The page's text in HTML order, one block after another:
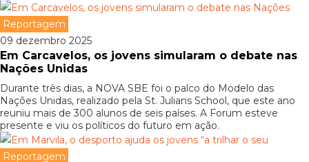
Reportagem
09 dezembro 2025
Em Carcavelos, os jovens simularam o debate nas
Nações Unidas
Durante três dias, a NOVA SBE foi o palco do Modelo das
Nações Unidas, realizado pela St. Julians School, que este ano
reuniu mais de 300 alunos de seis países. A Forum esteve
presente e viu os políticos do futuro em ação.
Reportagem